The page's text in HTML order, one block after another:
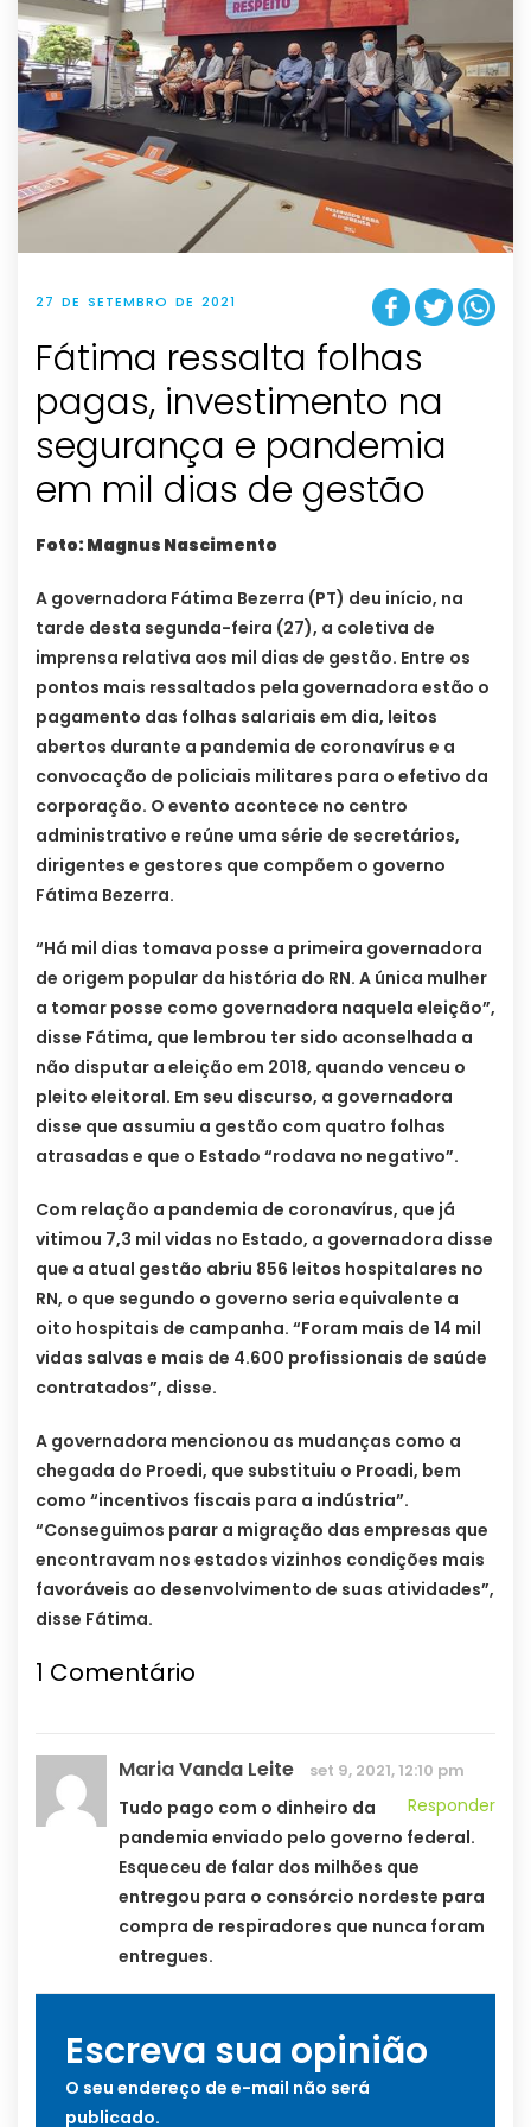
27 DE SETEMBRO DE 2021
Fátima ressalta folhas
pagas, investimento na
segurança e pandemia
em mil dias de gestão
Foto: Magnus Nascimento
A governadora Fátima Bezerra (PT) deu início, na
tarde desta segunda-feira (27), a coletiva de
imprensa relativa aos mil dias de gestão. Entre os
pontos mais ressaltados pela governadora estão o
pagamento das folhas salariais em dia, leitos
abertos durante a pandemia de coronavírus e a
convocação de policiais militares para o efetivo da
corporação. O evento acontece no centro
administrativo e reúne uma série de secretários,
dirigentes e gestores que compõem o governo
Fátima Bezerra.
“Há mil dias tomava posse a primeira governadora
de origem popular da história do RN. A única mulher
a tomar posse como governadora naquela eleição”,
disse Fátima, que lembrou ter sido aconselhada a
não disputar a eleição em 2018, quando venceu o
pleito eleitoral. Em seu discurso, a governadora
disse que assumiu a gestão com quatro folhas
atrasadas e que o Estado “rodava no negativo”.
Com relação a pandemia de coronavírus, que já
vitimou 7,3 mil vidas no Estado, a governadora disse
que a atual gestão abriu 856 leitos hospitalares no
RN, o que segundo o governo seria equivalente a
oito hospitais de campanha. “Foram mais de 14 mil
vidas salvas e mais de 4.600 profissionais de saúde
contratados”, disse.
A governadora mencionou as mudanças como a
chegada do Proedi, que substituiu o Proadi, bem
como “incentivos fiscais para a indústria”.
“Conseguimos parar a migração das empresas que
encontravam nos estados vizinhos condições mais
favoráveis ao desenvolvimento de suas atividades”,
disse Fátima.
1 Comentário
Maria Vanda Leite set 9, 2021, 12:10 pm
Responder
Tudo pago com o dinheiro da
pandemia enviado pelo governo federal.
Esqueceu de falar dos milhões que
entregou para o consórcio nordeste para
compra de respiradores que nunca foram
entregues.
Escreva sua opinião
O seu endereço de e-mail não será
publicado.